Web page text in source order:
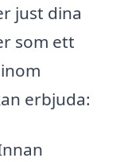
just dina
som ett
erbjuda: